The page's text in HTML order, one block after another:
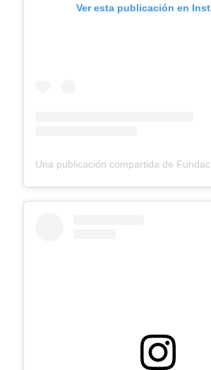
Ver esta publicación en